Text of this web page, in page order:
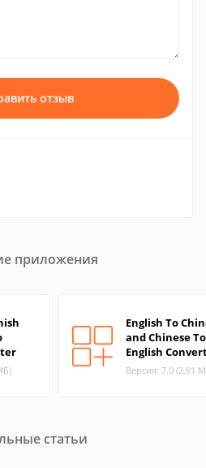
отзыв
приложения
English To
and Chinese To
English
Версия: 7.0 (2.81
статьи